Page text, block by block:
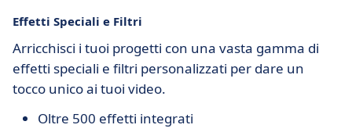
Effetti Speciali e Filtri
Arricchisci i tuoi progetti con una vasta gamma di
effetti speciali e filtri personalizzati per dare un
tocco unico ai tuoi video.
Oltre 500 effetti integrati